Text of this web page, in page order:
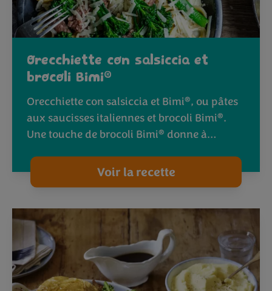
Orecchiette con salsiccia et
brocoli Bimi®
Orecchiette con salsiccia et Bimi®, ou pâtes
aux saucisses italiennes et brocoli Bimi®.
Une touche de brocoli Bimi® donne à…
Voir la recette